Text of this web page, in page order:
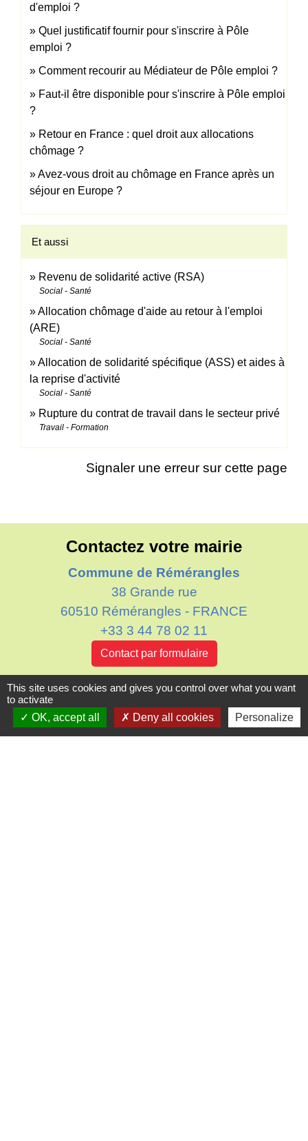
d'emploi ?
Quel justificatif fournir pour s'inscrire à Pôle
emploi ?
Comment recourir au Médiateur de Pôle emploi ?
Faut-il être disponible pour s'inscrire à Pôle emploi
?
Retour en France : quel droit aux allocations
chômage ?
Avez-vous droit au chômage en France après un
séjour en Europe ?
Et aussi
Revenu de solidarité active (RSA)
Social - Santé
Allocation chômage d'aide au retour à l'emploi
(ARE)
Social - Santé
Allocation de solidarité spécifique (ASS) et aides à
la reprise d'activité
Social - Santé
Rupture du contrat de travail dans le secteur privé
Travail - Formation
Signaler une erreur sur cette page
Contactez votre mairie
Commune de Rémérangles
38 Grande rue
60510 Rémérangles - FRANCE
+33 3 44 78 02 11
Contact par formulaire
Horaires d'ouverture au public
Le mardi : de 16h00 à 18h30
Le jeudi : de 11h30 à 12h30
This site uses cookies and gives you control over what you want
to activate
OK, accept all
Deny all cookies Personalize